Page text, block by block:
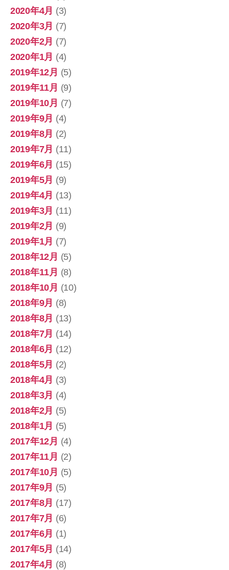
2020年4月 (3)
2020年3月 (7)
2020年2月 (7)
2020年1月 (4)
2019年12月 (5)
2019年11月 (9)
2019年10月 (7)
2019年9月 (4)
2019年8月 (2)
2019年7月 (11)
2019年6月 (15)
2019年5月 (9)
2019年4月 (13)
2019年3月 (11)
2019年2月 (9)
2019年1月 (7)
2018年12月 (5)
2018年11月 (8)
2018年10月 (10)
2018年9月 (8)
2018年8月 (13)
2018年7月 (14)
2018年6月 (12)
2018年5月 (2)
2018年4月 (3)
2018年3月 (4)
2018年2月 (5)
2018年1月 (5)
2017年12月 (4)
2017年11月 (2)
2017年10月 (5)
2017年9月 (5)
2017年8月 (17)
2017年7月 (6)
2017年6月 (1)
2017年5月 (14)
2017年4月 (8)